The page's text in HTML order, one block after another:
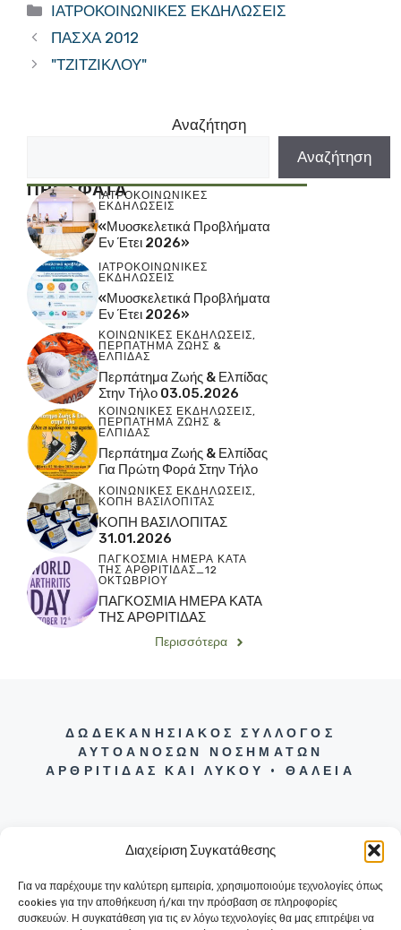
Διαχείριση Συγκατάθεσης
Για να παρέχουμε την καλύτερη εμπειρία, χρησιμοποιούμε τεχνολογίες όπως
cookies για την αποθήκευση ή/και την πρόσβαση σε πληροφορίες
συσκευών. Η συγκατάθεση για τις εν λόγω τεχνολογίες θα μας επιτρέψει να
Κατηγορίες
ΙΑΤΡΟΚΟΙΝΩΝΙΚΕΣ ΕΚΔΗΛΩΣΕΙΣ
ΠΑΣΧΑ 2012
"ΤΖΙΤΖΙΚΛΟΥ"
Αναζήτηση
Αναζήτηση
ΠΡΟΣΦΑΤΑΙΑΤΡΟΚΟΙΝΩΝΙΚΕΣ
ΕΚΔΗΛΩΣΕΙΣ
«Μυοσκελετικά Προβλήματα
Εν Έτει 2026»
ΙΑΤΡΟΚΟΙΝΩΝΙΚΕΣ
ΕΚΔΗΛΩΣΕΙΣ
«Μυοσκελετικά Προβλήματα
Εν Έτει 2026»
ΚΟΙΝΩΝΙΚΕΣ ΕΚΔΗΛΩΣΕΙΣ,
ΠΕΡΠΑΤΗΜΑ ΖΩΗΣ &
ΕΛΠΙΔΑΣ
Περπάτημα Ζωής & Ελπίδας
Στην Τήλο 03.05.2026
ΚΟΙΝΩΝΙΚΕΣ ΕΚΔΗΛΩΣΕΙΣ,
ΠΕΡΠΑΤΗΜΑ ΖΩΗΣ &
ΕΛΠΙΔΑΣ
Περπάτημα Ζωής & Ελπίδας
Για Πρώτη Φορά Στην Τήλο
ΚΟΙΝΩΝΙΚΕΣ ΕΚΔΗΛΩΣΕΙΣ,
ΚΟΠΗ ΒΑΣΙΛΟΠΙΤΑΣ
ΚΟΠΗ ΒΑΣΙΛΟΠΙΤΑΣ
31.01.2026
ΠΑΓΚΟΣΜΙΑ ΗΜΕΡΑ ΚΑΤΑ
ΤΗΣ ΑΡΘΡΙΤΙΔΑΣ_12
ΟΚΤΩΒΡΙΟΥ
ΠΑΓΚΟΣΜΙΑ ΗΜΕΡΑ ΚΑΤΑ
ΤΗΣ ΑΡΘΡΙΤΙΔΑΣ
Περισσότερα
ΔΩΔΕΚΑΝΗΣΙΑΚΟΣ ΣΥΛΛΟΓΟΣ
ΑΥΤΟΑΝΟΣΩΝ ΝΟΣΗΜΑΤΩΝ
ΑΡΘΡΙΤΙΔΑΣ ΚΑΙ ΛΥΚΟΥ • ΘΑΛΕΙΑ
+30 22410 31290
ΕΡΥΘΡΟΥ ΣΤΑΥΡΟΥ 6 (ΕΝΤΟΣ